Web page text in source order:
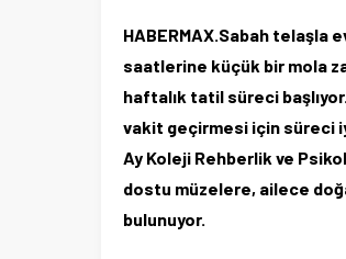
HABERMAX.Sabah telaşla
saatlerine küçük bir mola
haftalık tatil süreci
vakit geçirmesi için süreci
Ay Koleji Rehberlik ve
dostu müzelere, ailece
bulunuyor.